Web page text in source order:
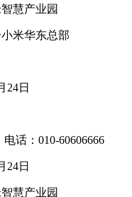
慧产业园
米华东总部
24日
话：010-60606666
24日
慧产业园